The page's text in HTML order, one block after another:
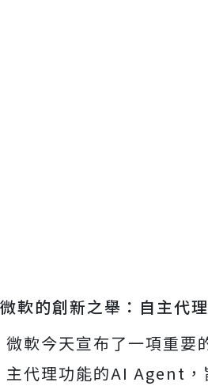
微軟的創新之舉：自主代
微軟今天宣布了一項重要
主代理功能的AI Agent，